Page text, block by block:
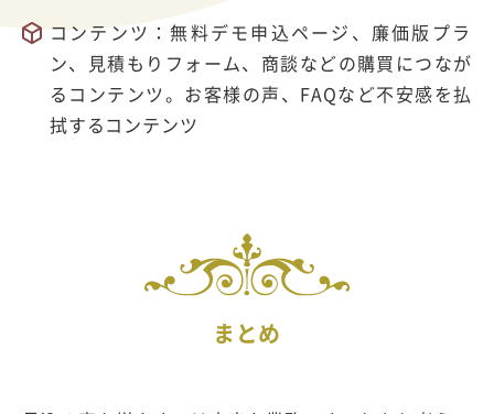
コンテンツ：無料デモ申込ページ、廉価版プラ
ン、見積もりフォーム、商談などの購買につなが
るコンテンツ。お客様の声、FAQなど不安感を払
拭するコンテンツ
まとめ